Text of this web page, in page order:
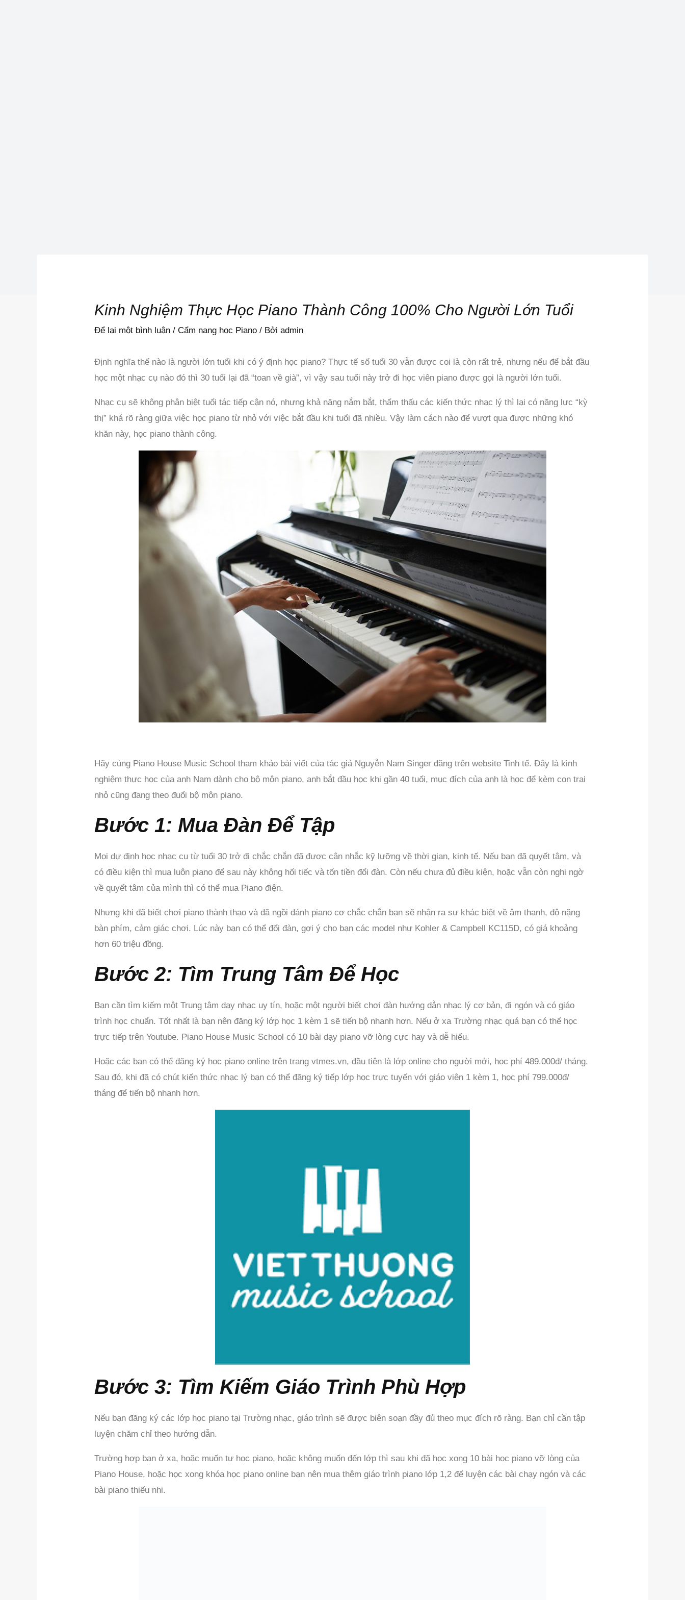
Kinh Nghiệm Thực Học Piano Thành Công 100% Cho Người Lớn Tuổi
Để lại một bình luận /Cẩm nang học Piano / Bởiadmin
Định nghĩa thế nào là người lớn tuổi khi có ý định học piano? Thực tế số tuổi 30 vẫn được coi là còn rất trẻ, nhưng nếu để bắt đầu
học một nhạc cụ nào đó thì 30 tuổi lại đã “toan về già”, vì vậy sau tuổi này trở đi học viên piano được gọi là người lớn tuổi.
Nhạc cụ sẽ không phân biệt tuổi tác tiếp cận nó, nhưng khả năng nắm bắt, thẩm thấu các kiến thức nhạc lý thì lại có năng lực “kỳ
thị” khá rõ ràng giữa việc học piano từ nhỏ với việc bắt đầu khi tuổi đã nhiều. Vậy làm cách nào để vượt qua được những khó
khăn này, học piano thành công.
Hãy cùng Piano House Music School tham khảo bài viết của tác giả Nguyễn Nam Singer đăng trên website Tinh tế. Đây là kinh
nghiệm thực học của anh Nam dành cho bộ môn piano, anh bắt đầu học khi gần 40 tuổi, mục đích của anh là học để kèm con trai
nhỏ cũng đang theo đuổi bộ môn piano.
Bước 1: Mua Đàn Để Tập
Mọi dự định học nhạc cụ từ tuổi 30 trở đi chắc chắn đã được cân nhắc kỹ lưỡng về thời gian, kinh tế. Nếu bạn đã quyết tâm, và
có điều kiện thì mua luôn piano để sau này không hối tiếc và tốn tiền đổi đàn. Còn nếu chưa đủ điều kiện, hoặc vẫn còn nghi ngờ
về quyết tâm của mình thì có thể mua Piano điện.
Nhưng khi đã biết chơi piano thành thạo và đã ngồi đánh piano cơ chắc chắn bạn sẽ nhận ra sự khác biệt về âm thanh, độ nặng
bàn phím, cảm giác chơi. Lúc này bạn có thể đổi đàn, gợi ý cho bạn các model như Kohler & Campbell KC115D, có giá khoảng
hơn 60 triệu đồng.
Bước 2: Tìm Trung Tâm Để Học
Bạn cần tìm kiếm một Trung tâm dạy nhạc uy tín, hoặc một người biết chơi đàn hướng dẫn nhạc lý cơ bản, đi ngón và có giáo
trình học chuẩn. Tốt nhất là bạn nên đăng ký lớp học 1 kèm 1 sẽ tiến bộ nhanh hơn. Nếu ở xa Trường nhạc quá bạn có thể học
trực tiếp trên Youtube. Piano House Music School có 10 bài dạy piano vỡ lòng cực hay và dễ hiểu.
Hoặc các bạn có thể đăng ký học piano online trên trang vtmes.vn, đầu tiên là lớp online cho người mới, học phí 489.000đ/ tháng.
Sau đó, khi đã có chút kiến thức nhạc lý bạn có thể đăng ký tiếp lớp học trực tuyến với giáo viên 1 kèm 1, học phí 799.000đ/
tháng để tiến bộ nhanh hơn.
Bước 3: Tìm Kiếm Giáo Trình Phù Hợp
Nếu bạn đăng ký các lớp học piano tại Trường nhạc, giáo trình sẽ được biên soạn đầy đủ theo mục đích rõ ràng. Bạn chỉ cần tập
luyện chăm chỉ theo hướng dẫn.
Trường hợp bạn ở xa, hoặc muốn tự học piano, hoặc không muốn đến lớp thì sau khi đã học xong 10 bài học piano vỡ lòng của
Piano House, hoặc học xong khóa học piano online bạn nên mua thêm giáo trình piano lớp 1,2 để luyện các bài chạy ngón và các
bài piano thiếu nhi.